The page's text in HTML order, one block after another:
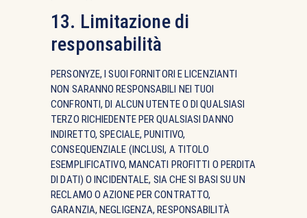
13. Limitazione di
responsabilità
PERSONYZE, I SUOI FORNITORI E LICENZIANTI
NON SARANNO RESPONSABILI NEI TUOI
CONFRONTI, DI ALCUN UTENTE O DI QUALSIASI
TERZO RICHIEDENTE PER QUALSIASI DANNO
INDIRETTO, SPECIALE, PUNITIVO,
CONSEQUENZIALE (INCLUSI, A TITOLO
ESEMPLIFICATIVO, MANCATI PROFITTI O PERDITA
DI DATI) O INCIDENTALE, SIA CHE SI BASI SU UN
RECLAMO O AZIONE PER CONTRATTO,
GARANZIA, NEGLIGENZA, RESPONSABILITÀ